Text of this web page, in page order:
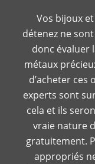
Vos bijoux
détenez ne
donc évaluer
métaux
d’acheter ces
experts sont
cela et ils
vraie nature
gratuitement.
appropriés